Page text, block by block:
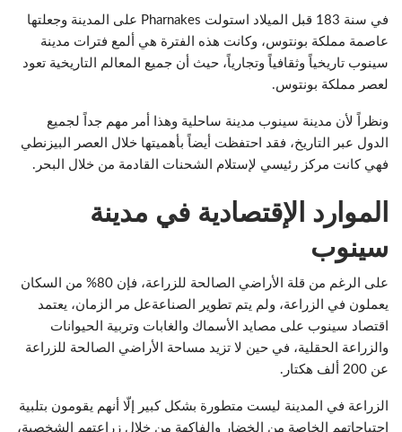
في سنة 183 قبل الميلاد استولت Pharnakes على المدينة وجعلتها
عاصمة مملكة بونتوس، وكانت هذه الفترة هي ألمع فترات مدينة
سينوب تاريخياً وثقافياً وتجارياً، حيث أن جميع المعالم التاريخية تعود
لعصر مملكة بونتوس.
ونظراً لأن مدينة سينوب مدينة ساحلية وهذا أمر مهم جداً لجميع
الدول عبر التاريخ، فقد احتفظت أيضاً بأهميتها خلال العصر البيزنطي
فهي كانت مركز رئيسي لإستلام الشحنات القادمة من خلال البحر.
الموارد الإقتصادية في مدينة
سينوب
على الرغم من قلة الأراضي الصالحة للزراعة، فإن 80% من السكان
يعملون في الزراعة، ولم يتم تطوير الصناعةعل مر الزمان، يعتمد
اقتصاد سينوب على مصايد الأسماك والغابات وتربية الحيوانات
والزراعة الحقلية، في حين لا تزيد مساحة الأراضي الصالحة للزراعة
عن 200 ألف هكتار.
الزراعة في المدينة ليست متطورة بشكل كبير إلّا أنهم يقومون بتلبية
إحتياجاتهم الخاصة من الخضار والفاكهة من خلال زراعتهم الشخصية،